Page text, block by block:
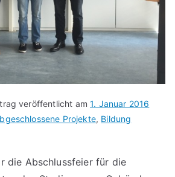
veröffentlicht am1. Januar 2016
Projekte, Bildung
die Abschlussfeier für die